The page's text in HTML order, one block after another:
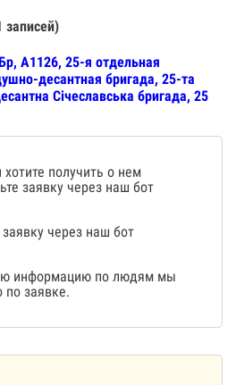
записей)
А1126, 25-я отдельная
десантная бригада, 25-та
Січеславська бригада, 25
получить о нем
заявку через наш бот
через наш бот
информацию по людям мы
по заявке.